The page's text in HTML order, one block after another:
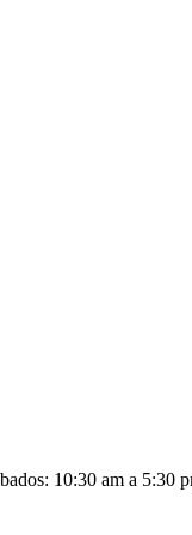
10:30 am a 5:30